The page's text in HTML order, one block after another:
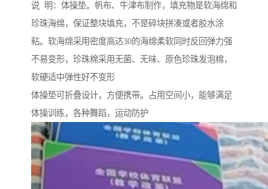
说 明：体操垫。帆布、牛津布制作，填充物是软海绵和
珍珠海绵，保证整块填充，不是碎块拼凑或者胶水涂
粘。软海绵采用密度高达30的海绵柔软同时反回弹力强
不易变形，珍珠棉采用无菌、无味、原色珍珠发泡棉，
软硬适中弹性好不变形
体操垫可折叠设计，方便携带。占用空间小，能够满足
体操训练，各种舞蹈，运动防护